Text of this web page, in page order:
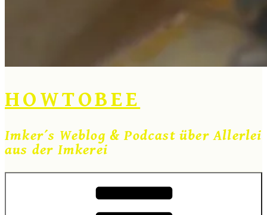
HOWTOBEE
Imker´s Weblog & Podcast über Allerlei
aus der Imkerei